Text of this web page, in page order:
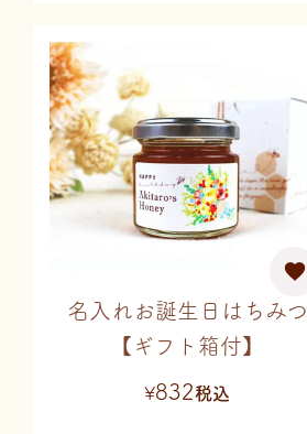
名入れお誕生日はちみつ
【ギフト箱付】
¥832税込